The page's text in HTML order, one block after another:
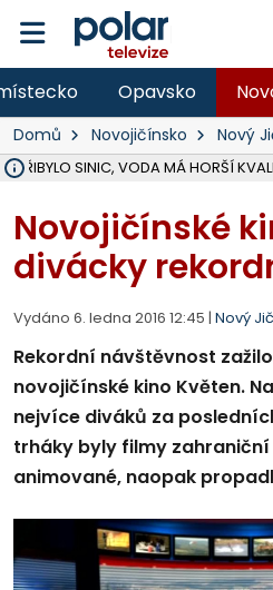
Opavsko
Domů Novojičínsko Nový
PŘIBYLO SINIC, VODA MÁ HORŠÍ
Novojičínské
divácky
Vydáno 6. ledna 2016 12:45 | Nový
Rekordní návštěvnost
novojičínské kino Květen.
nejvíce diváků za
trháky byly filmy
animované, naopak